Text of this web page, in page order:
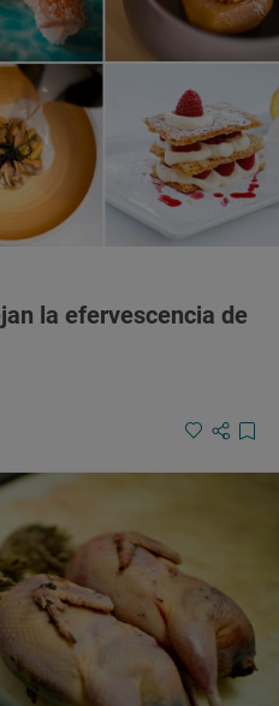
la efervescencia de